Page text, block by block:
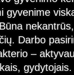
gyvenime
Darbo
–